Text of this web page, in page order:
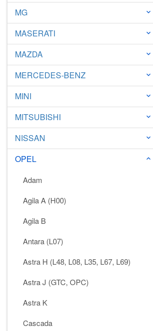
MG keyboard_arrow_down
MASERATI keyboard_arrow_down
MAZDA keyboard_arrow_down
MERCEDES-BENZ keyboard_arrow_down
MINI keyboard_arrow_down
MITSUBISHI keyboard_arrow_down
NISSAN keyboard_arrow_down
OPEL keyboard_arrow_down
Adam
Agila A (H00)
Agila B
Antara (L07)
Astra H (L48, L08, L35, L67, L69)
Astra J (GTC, OPC)
Astra K
Cascada